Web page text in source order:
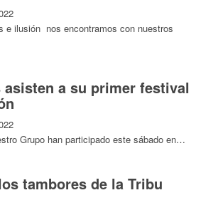
e ilusión nos encontramos con nuestros
asisten a su primer festival
Grupo han participado este sábado en…
tambores de la Tribu